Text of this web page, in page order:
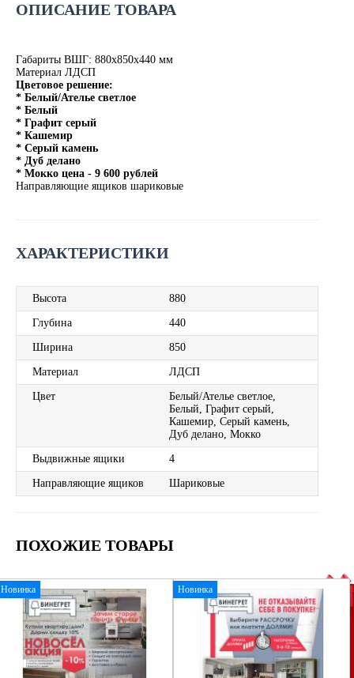
ОПИСАНИЕ ТОВАРА
Габариты ВШГ: 880х850х440 мм
Материал ЛДСП
Цветовое решение:
* Белый/Ателье светлое
* Белый
* Графит серый
* Кашемир
* Серый камень
* Дуб делано
* Мокко цена - 9 600 рублей
Направляющие ящиков шариковые
ХАРАКТЕРИСТИКИ
Высота 880
Глубина 440
Ширина 850
Материал ЛДСП
Цвет
Белый/Ателье светлое,
Белый, Графит серый,
Кашемир, Серый камень,
Дуб делано, Мокко
Выдвижные ящики 4
Направляющие ящиков Шариковые
ПОХОЖИЕ ТОВАРЫ
Новинка Новинка